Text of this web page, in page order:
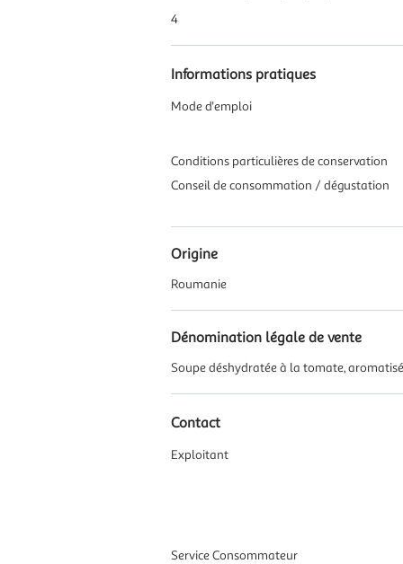
4
Informations pratiques
Mode d'emploi
Conditions particulières de conservation
Conseil de consommation / dégustation
Origine
Roumanie
Dénomination légale de vente
Soupe déshydratée à la tomate,
Contact
Exploitant
Service Consommateur